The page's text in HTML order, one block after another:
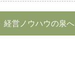
経営ノウハウの泉へ